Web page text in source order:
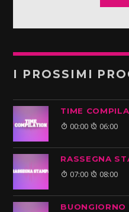
I PROSSIMI
TIME
00:00 06:00
RASSEGNA
07:00 08:00
BUONGIORNO